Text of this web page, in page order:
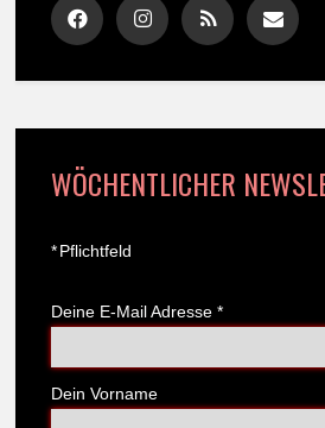
WÖCHENTLICHER
*Pflichtfeld
Deine E-Mail Adresse *
Dein Vorname